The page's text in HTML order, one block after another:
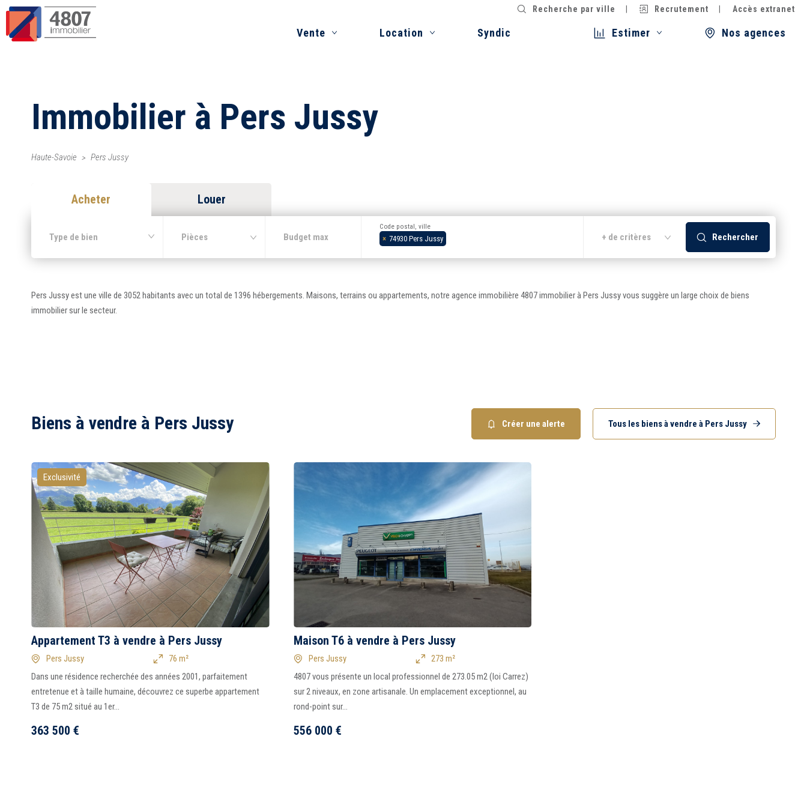
Vente Location Syndic Estimer Nos agences
Recherche par ville Recrutement Accès extranet
Immobilier à Pers Jussy
Haute-Savoie Pers Jussy
Acheter Louer
Type de bien Pièces × 74930 Pers Jussy
Code postal, ville
+ de critères
Neuf
Balcon
Piscine
Parking
Rechercher
Pers Jussy est une ville de 3052 habitants avec un total de 1396 hébergements. Maisons, terrains ou appartements, notre agence immobilière 4807 immobilier à Pers Jussy vous suggère un large choix de biens
immobilier sur le secteur.
Biens à vendre à Pers Jussy
Exclusivité
Appartement T3 à vendre à Pers Jussy
Pers Jussy
76 m²
Dans une résidence recherchée des années 2001, parfaitement
entretenue et à taille humaine, découvrez ce superbe appartement
T3 de 75 m2 situé au 1er...
363 500 €
Maison T6 à vendre à Pers Jussy
Pers Jussy
273 m²
4807 vous présente un local professionnel de 273.05 m2 (loi Carrez)
sur 2 niveaux, en zone artisanale. Un emplacement exceptionnel, au
rond-point sur...
556 000 €
Créer une alerte Tous les biens à vendre à Pers Jussy